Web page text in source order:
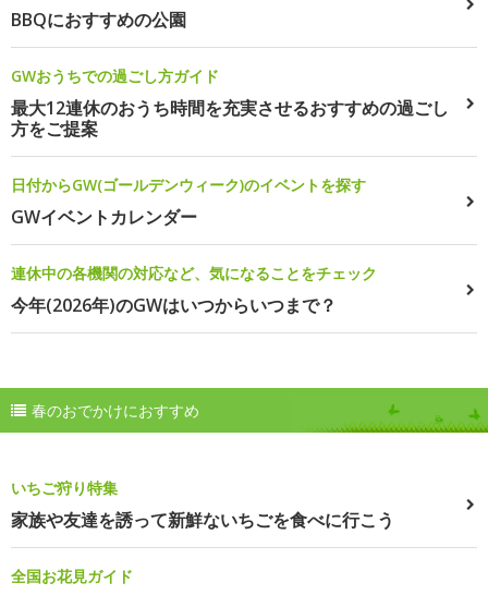
BBQにおすすめの公園
GWおうちでの過ごし方ガイド
最大12連休のおうち時間を充実させるおすすめの過ごし
方をご提案
日付からGW(ゴールデンウィーク)のイベントを探す
GWイベントカレンダー
連休中の各機関の対応など、気になることをチェック
今年(2026年)のGWはいつからいつまで？
春のおでかけにおすすめ
いちご狩り特集
家族や友達を誘って新鮮ないちごを食べに行こう
全国お花見ガイド